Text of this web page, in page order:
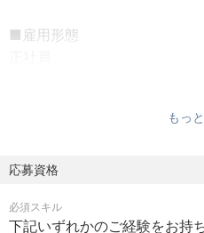
務への配置転換を命じる場合
●完成品受け入れから改善提
ルダーと連携できる
践が可能
■雇用形態
■想定年収
※給与は経験・能力を考慮の上
もっ
応募資格
必須スキル
下記いずれかのご経験をお持